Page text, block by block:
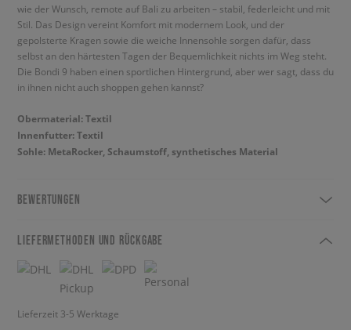
wie der Wunsch, remote auf Bali zu arbeiten – stabil, federleicht und mit
Stil. Das Design vereint Komfort mit modernem Look, und der
gepolsterte Kragen sowie die weiche Innensohle sorgen dafür, dass
selbst an den härtesten Tagen der Bequemlichkeit nichts im Weg steht.
Die Bondi 9 haben einen sportlichen Hintergrund, aber wer sagt, dass du
in ihnen nicht auch shoppen gehen kannst?
Obermaterial: Textil
Innenfutter: Textil
Sohle: MetaRocker, Schaumstoff, synthetisches Material
BEWERTUNGEN
LIEFERMETHODEN UND RÜCKGABE
Lieferzeit 3-5 Werktage